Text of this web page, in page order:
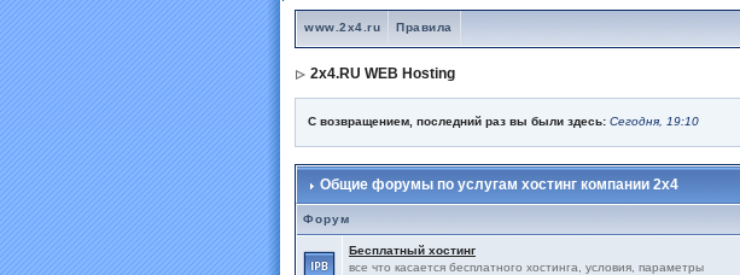
www.2x4.ru Правила
2x4.RU WEB Hosting
С возвращением, последний раз вы были здесь: Сегодня, 19:10
Общие форумы по услугам хостинг компании 2x4
Форум
Бесплатный хостинг
все что касается бесплатного хостинга, условия, параметры